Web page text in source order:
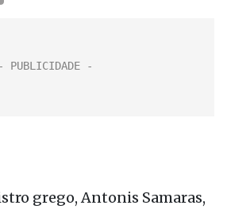
grego, Antonis Samaras,